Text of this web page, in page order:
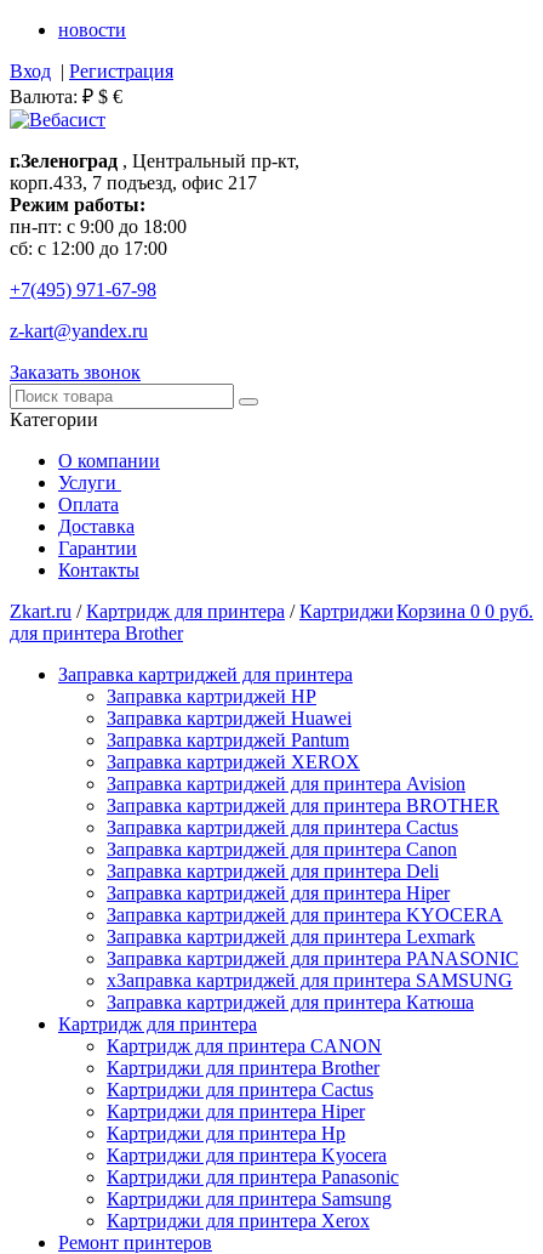
новости
Вход | Регистрация
Валюта: ₽ $ €
г.Зеленоград , Центральный пр-кт,
корп.433, 7 подъезд, офис 217
Режим работы:
пн-пт: с 9:00 до 18:00
сб: с 12:00 до 17:00
+7(495) 971-67-98
z-kart@yandex.ru
Заказать звонок
Категории
О компании
Услуги
Оплата
Доставка
Гарантии
Контакты
Корзина 0 0 руб.
Zkart.ru /Картридж для принтера /Картриджи
для принтера Brother
Заправка картриджей для принтера
Заправка картриджей HP
Заправка картриджей Huawei
Заправка картриджей Pantum
Заправка картриджей XEROX
Заправка картриджей для принтера Avision
Заправка картриджей для принтера BROTHER
Заправка картриджей для принтера Cactus
Заправка картриджей для принтера Canon
Заправка картриджей для принтера Deli
Заправка картриджей для принтера Hiper
Заправка картриджей для принтера KYOCERA
Заправка картриджей для принтера Lexmark
Заправка картриджей для принтера PANASONIC
xЗаправка картриджей для принтера SAMSUNG
Заправка картриджей для принтера Катюша
Картридж для принтера
Картридж для принтера CANON
Картриджи для принтера Brother
Картриджи для принтера Cactus
Картриджи для принтера Hiper
Картриджи для принтера Hp
Картриджи для принтера Kyocera
Картриджи для принтера Panasonic
Картриджи для принтера Samsung
Картриджи для принтера Xerox
Ремонт принтеров